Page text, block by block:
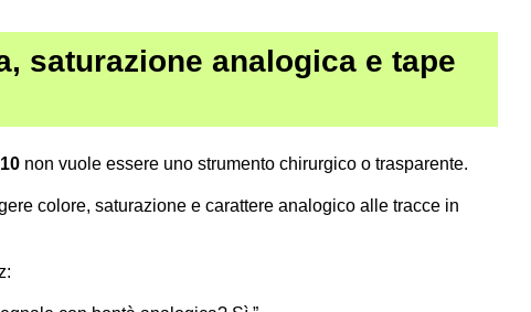
saturazione analogica e tape
non vuole essere uno strumento chirurgico o trasparente.
colore, saturazione e carattere analogico alle tracce in